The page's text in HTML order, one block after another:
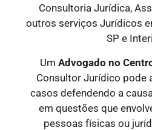
Consultoria Jurídica,
outros serviços Jurídicos
SP e
Um Advogado no
Consultor Jurídico pode
casos defendendo a
em questões que
pessoas físicas ou